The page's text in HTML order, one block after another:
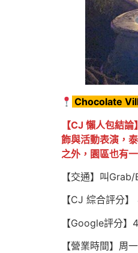
Chocolate
【CJ 懶人包結
飾與活動表演，
之外，園區也有
【交通】叫
【CJ 綜合評分
【Google評分
【營業時間】周